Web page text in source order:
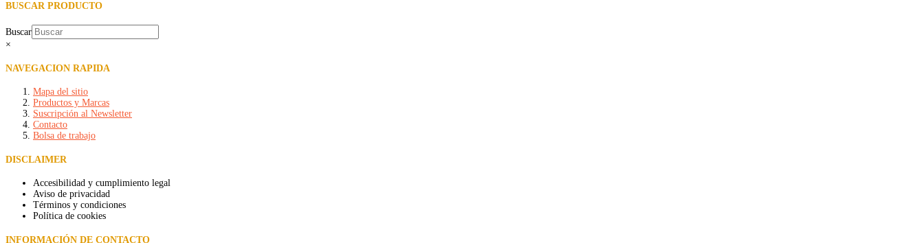
BUSCAR PRODUCTO
Buscar
×
NAVEGACION RAPIDA
Mapa del sitio
Productos y Marcas
Suscripción al Newsletter
Contacto
Bolsa de trabajo
DISCLAIMER
Accesibilidad y cumplimiento legal
Aviso de privacidad
Términos y condiciones
Política de cookies
INFORMACIÓN DE CONTACTO